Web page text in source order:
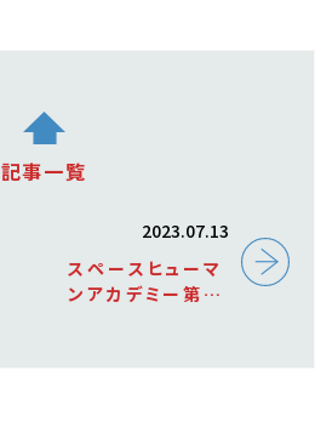
記事一覧
2023.07.13
スペースヒューマ
ンアカデミー第4